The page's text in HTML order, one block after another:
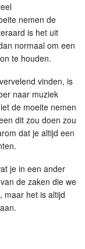
nemen de
is het uit
normaal om een
te houden.
vinden, is
naar muziek
de moeite nemen
dit zou doen zou
dat je altijd een
je in een ander
de zaken die we
, maar het is altijd